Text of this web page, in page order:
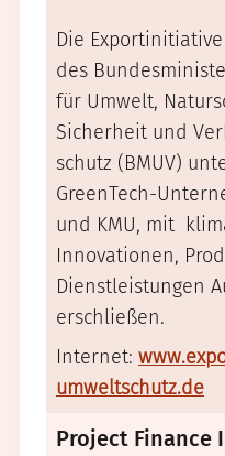
Die
des
für Umwelt,
Sicherheit und
schutz (BMUV)
GreenTech-
und KMU, mit
Innovationen,
Dienstleistungen
erschließen.
Internet:
umweltschutz.de
Project